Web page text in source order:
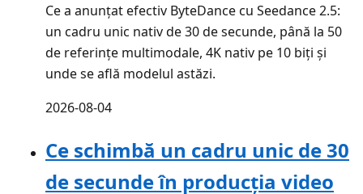
Ce a anunțat efectiv ByteDance cu Seedance 2.5:
un cadru unic nativ de 30 de secunde, până la 50
de referințe multimodale, 4K nativ pe 10 biți și
unde se află modelul astăzi.
2026-08-04
Ce schimbă un cadru unic de 30
de secunde în producția video